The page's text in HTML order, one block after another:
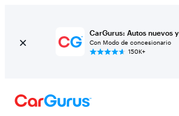
CarGurus: Autos nuevos
Con Modo de concesionario
150K+